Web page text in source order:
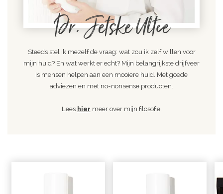
Dr. Jetske Ultee
Steeds stel ik mezelf de vraag: wat zou ik zelf willen voor
mijn huid? En wat werkt er echt? Mijn belangrijkste drijfveer
is mensen helpen aan een mooiere huid. Met goede
adviezen en met no-nonsense producten.
Lees hier meer over mijn filosofie.